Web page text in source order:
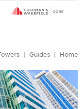
Home
Guides
Towers